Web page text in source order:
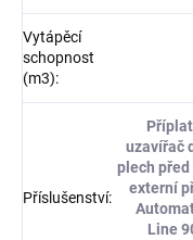
Vytápěcí
schopnost
(m3):
Příslušenství:
uzavířač
plech před
externí
Line